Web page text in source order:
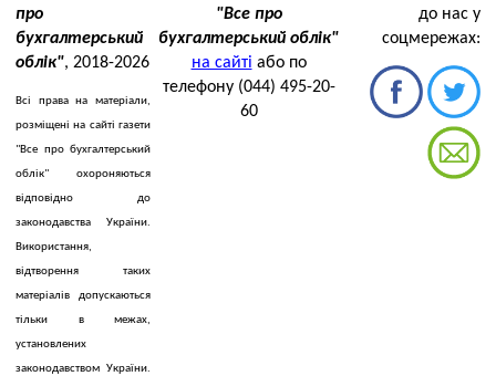
про
бухгалтерський
облік", 2018-2026
Всі права на матеріали,
розміщені на сайті газети
"Все про бухгалтерський
облік" охороняються
відповідно до
законодавства України.
Використання,
відтворення таких
матеріалів допускаються
тільки в межах,
установлених
законодавством України.
"Все про
бухгалтерський облік"
на сайті або по
телефону (044) 495-20-
60
до нас у
соцмережах: